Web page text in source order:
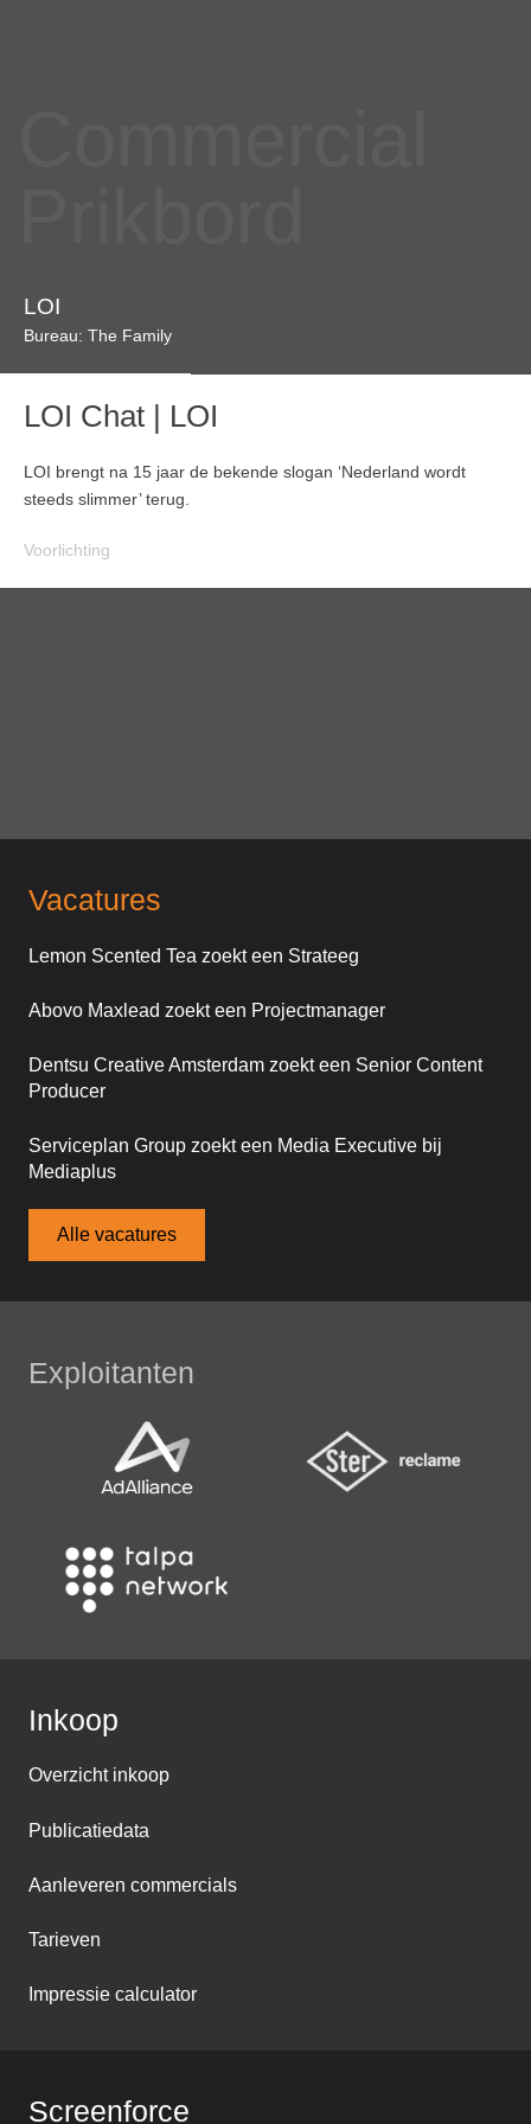
LOI
Bureau: The Family
LOI Chat | LOI
LOI brengt na 15 jaar de bekende slogan ‘Nederland wordt
steeds slimmer’ terug.
Voorlichting
Vacatures
Lemon Scented Tea zoekt een Strateeg
Abovo Maxlead zoekt een Projectmanager
Dentsu Creative Amsterdam zoekt een Senior Content
Producer
Serviceplan Group zoekt een Media Executive bij
Mediaplus
Alle vacatures
Exploitanten
Inkoop
Overzicht inkoop
Publicatiedata
Aanleveren commercials
Tarieven
Impressie calculator
Screenforce